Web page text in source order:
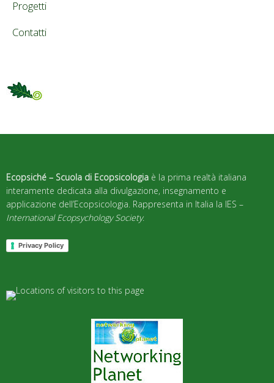
Progetti
Contatti
Ecopsiché – Scuola di Ecopsicologia è la prima realtà italiana
interamente dedicata alla divulgazione, insegnamento e
applicazione dell’Ecopsicologia. Rappresenta in Italia la IES –
International Ecopsychology Society.
Privacy Policy